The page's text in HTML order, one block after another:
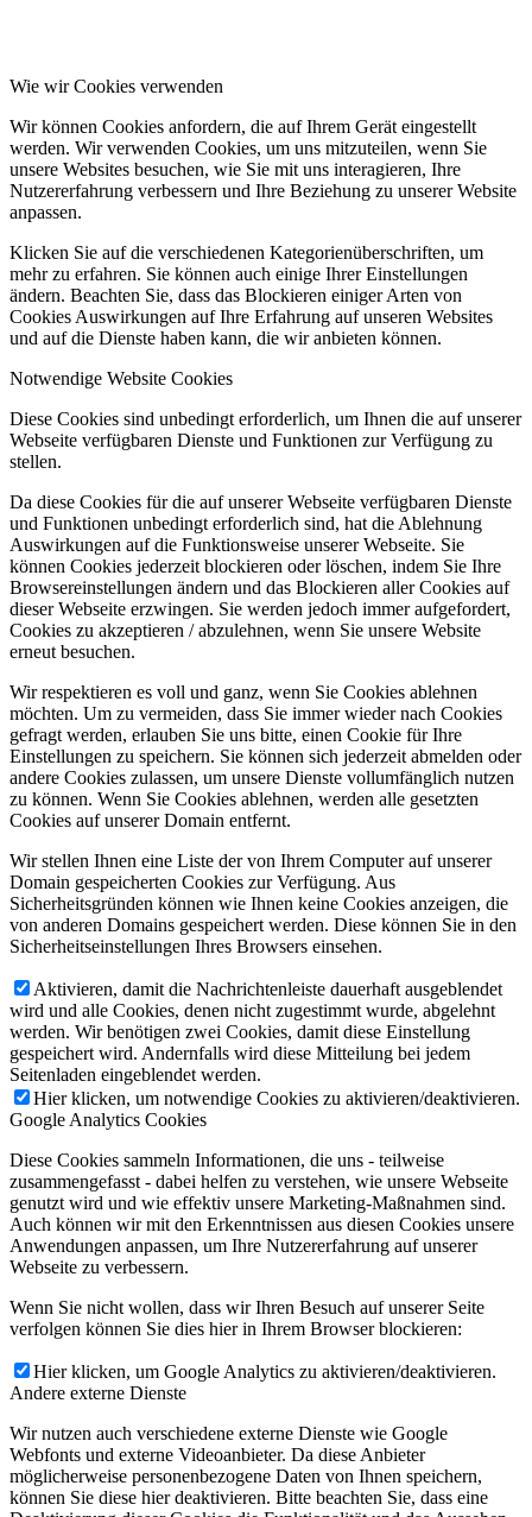
Wie wir Cookies verwenden
Wir können Cookies anfordern, die auf Ihrem Gerät eingestellt
werden. Wir verwenden Cookies, um uns mitzuteilen, wenn Sie
unsere Websites besuchen, wie Sie mit uns interagieren, Ihre
Nutzererfahrung verbessern und Ihre Beziehung zu unserer Website
anpassen.
Klicken Sie auf die verschiedenen Kategorienüberschriften, um
mehr zu erfahren. Sie können auch einige Ihrer Einstellungen
ändern. Beachten Sie, dass das Blockieren einiger Arten von
Cookies Auswirkungen auf Ihre Erfahrung auf unseren Websites
und auf die Dienste haben kann, die wir anbieten können.
Notwendige Website Cookies
Diese Cookies sind unbedingt erforderlich, um Ihnen die auf unserer
Webseite verfügbaren Dienste und Funktionen zur Verfügung zu
stellen.
Da diese Cookies für die auf unserer Webseite verfügbaren Dienste
und Funktionen unbedingt erforderlich sind, hat die Ablehnung
Auswirkungen auf die Funktionsweise unserer Webseite. Sie
können Cookies jederzeit blockieren oder löschen, indem Sie Ihre
Browsereinstellungen ändern und das Blockieren aller Cookies auf
dieser Webseite erzwingen. Sie werden jedoch immer aufgefordert,
Cookies zu akzeptieren / abzulehnen, wenn Sie unsere Website
erneut besuchen.
Wir respektieren es voll und ganz, wenn Sie Cookies ablehnen
möchten. Um zu vermeiden, dass Sie immer wieder nach Cookies
gefragt werden, erlauben Sie uns bitte, einen Cookie für Ihre
Einstellungen zu speichern. Sie können sich jederzeit abmelden oder
andere Cookies zulassen, um unsere Dienste vollumfänglich nutzen
zu können. Wenn Sie Cookies ablehnen, werden alle gesetzten
Cookies auf unserer Domain entfernt.
Wir stellen Ihnen eine Liste der von Ihrem Computer auf unserer
Domain gespeicherten Cookies zur Verfügung. Aus
Sicherheitsgründen können wie Ihnen keine Cookies anzeigen, die
von anderen Domains gespeichert werden. Diese können Sie in den
Sicherheitseinstellungen Ihres Browsers einsehen.
Aktivieren, damit die Nachrichtenleiste dauerhaft ausgeblendet
wird und alle Cookies, denen nicht zugestimmt wurde, abgelehnt
werden. Wir benötigen zwei Cookies, damit diese Einstellung
gespeichert wird. Andernfalls wird diese Mitteilung bei jedem
Seitenladen eingeblendet werden.
Hier klicken, um notwendige Cookies zu aktivieren/deaktivieren.
Google Analytics Cookies
Diese Cookies sammeln Informationen, die uns - teilweise
zusammengefasst - dabei helfen zu verstehen, wie unsere Webseite
genutzt wird und wie effektiv unsere Marketing-Maßnahmen sind.
Auch können wir mit den Erkenntnissen aus diesen Cookies unsere
Anwendungen anpassen, um Ihre Nutzererfahrung auf unserer
Webseite zu verbessern.
Wenn Sie nicht wollen, dass wir Ihren Besuch auf unserer Seite
verfolgen können Sie dies hier in Ihrem Browser blockieren:
Hier klicken, um Google Analytics zu aktivieren/deaktivieren.
Andere externe Dienste
Wir nutzen auch verschiedene externe Dienste wie Google
Webfonts und externe Videoanbieter. Da diese Anbieter
möglicherweise personenbezogene Daten von Ihnen speichern,
können Sie diese hier deaktivieren. Bitte beachten Sie, dass eine